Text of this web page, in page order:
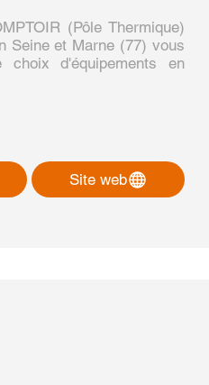
(Pôle Thermique)
Seine et Marne (77) vous
choix d'équipements en
Site web